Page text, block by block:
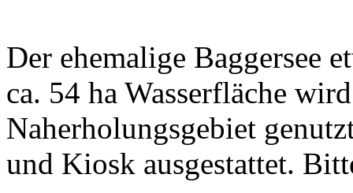
Der ehemalige Baggersee
ca. 54 ha Wasserfläche
Naherholungsgebiet
und Kiosk ausgestattet.